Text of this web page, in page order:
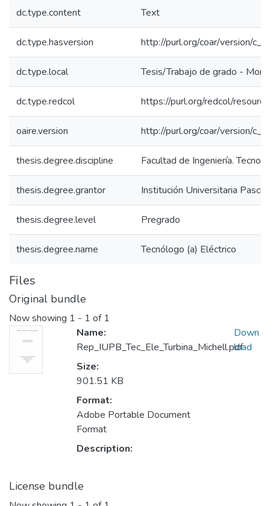
dc.type.content Text
dc.type.hasversion http://purl.org/coar/version/
dc.type.local Tesis/Trabajo de grado -
dc.type.redcol https://purl.org/redcol/
oaire.version http://purl.org/coar/version/
thesis.degree.discipline Facultad de Ingeniería.
thesis.degree.grantor Institución Universitaria
thesis.degree.level Pregrado
thesis.degree.name Tecnólogo (a) Eléctrico
Files
Original bundle
Now showing 1 - 1 of 1
Name:
Rep_IUPB_Tec_Ele_Turbina_Michell.pdf
Size:
901.51 KB
Format:
Adobe Portable Document
Format
Description:
Down
load
License bundle